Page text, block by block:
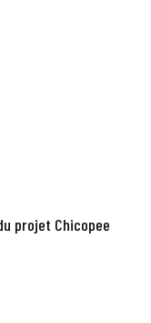
projet Chicopee